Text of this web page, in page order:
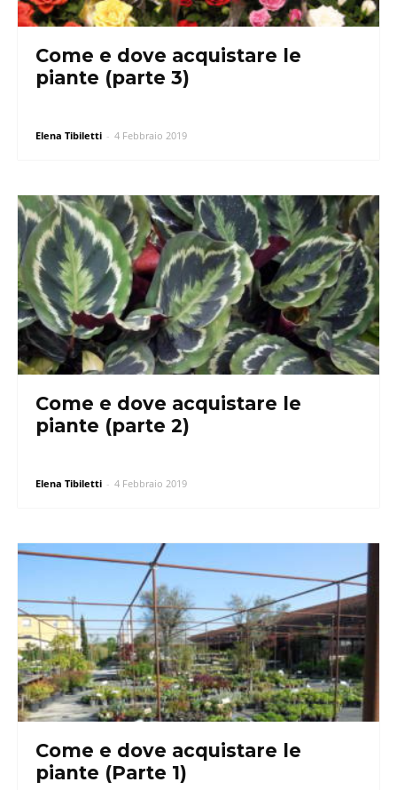
Come e dove acquistare le
piante (parte 3)
Elena Tibiletti - 4 Febbraio 2019
Come e dove acquistare le
piante (parte 2)
Elena Tibiletti - 4 Febbraio 2019
Come e dove acquistare le
piante (Parte 1)